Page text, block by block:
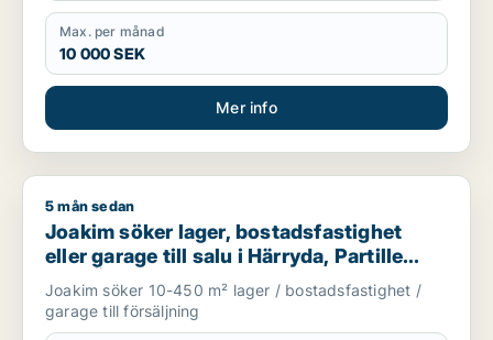
Max. per månad
10 000 SEK
Mer info
Joakim söker lager, bostadsfastighet eller garage till salu i
5 mån sedan
Joakim söker lager, bostadsfastighet
eller garage till salu i Härryda, Partille
eller Öckerö m.fl.
Joakim söker 10-450 m² lager / bostadsfastighet /
garage till försäljning